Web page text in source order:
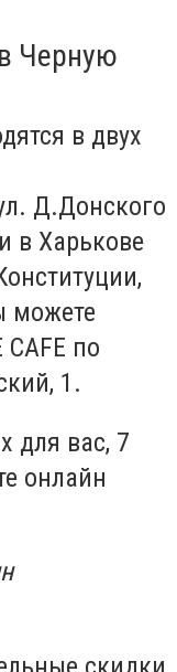
Черную
в двух
Д.Донского
в Харькове
можете
CAFE по
1.
для вас, 7
онлайн